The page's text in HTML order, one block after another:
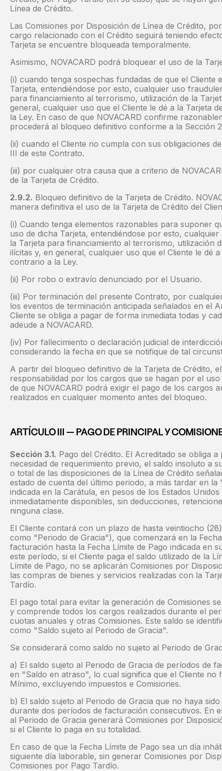
Línea de Crédito.
Las Comisiones por Disposición de Línea de Crédito,
cargo relacionado con el Crédito seguirá teniendo
Tarjeta se encuentre bloqueada temporalmente.
Asimismo, NOVACARD podrá bloquear el uso de la
(i) cuando tenga sospechas fundadas de que el Cliente
Tarjeta, entendiéndose por esto, cualquier uso
para financiamiento al terrorismo, utilización de la
general, cualquier uso que el Cliente le dé a la Tarjeta
la Ley. En caso de que NOVACARD confirme
procederá al bloqueo definitivo conforme a la Sección
(ii) cuando el Cliente no cumpla con sus obligaciones
III de este Contrato.
(iii) por cualquier otra causa que a criterio de
de la Tarjeta de Crédito.
2.9.2. Bloqueo definitivo de la Tarjeta de Crédito.
manera definitiva el uso de la Tarjeta de Crédito del
(i) Cuando tenga elementos razonables para suponer
uso de dicha Tarjeta, entendiéndose por esto,
la Tarjeta para financiamiento al terrorismo, utilización
ilícitas y, en general, cualquier uso que el Cliente le dé
contrario a la Ley.
(ii) Por robo o extravío denunciado por el Usuario.
(iii) Por terminación del presente Contrato, por
los eventos de terminación anticipada señalados en el
Cliente se obliga a pagar de forma inmediata todas y
adeude a NOVACARD.
(iv) Por fallecimiento o declaración judicial de
considerando la fecha en que se notifique de tal
A partir del bloqueo definitivo de la Tarjeta de Crédito,
responsabilidad por los cargos que se hagan por el
de que NOVACARD podrá exigir el pago de los cargos
realizados en cualquier momento antes del bloqueo.
ARTÍCULO III — PAGO DE PRINCIPAL Y
Sección 3.1. Pago del Crédito. El Acreditado se obliga a
necesidad de requerimiento previo, el saldo insoluto a
o total de las disposiciones de la Línea de Crédito
estado de cuenta del último periodo, a más tardar en la
indicada en la Carátula, en pesos de los Estados
inmediatamente disponibles, sin deducciones,
ninguna clase.
El Cliente contará con un plazo de hasta veintiocho
como "Periodo de Gracia"), que comenzará en la
facturación hasta la Fecha Límite de Pago indicada en
este período, si el Cliente paga el saldo utilizado de la
Límite de Pago, no se aplicarán Comisiones por
las compras de bienes y servicios realizadas con la
Tardío.
El pago total para evitar la generación de Comisiones
y comprende todos los cargos realizados durante el
cuotas anuales y otras Comisiones. Este saldo se
como "Saldo sujeto al Periodo de Gracia".
Se considerará como saldo no sujeto al Periodo de
a) El saldo sujeto al Periodo de Gracia de períodos de
en "Saldo en atraso", lo cual significa que el Cliente no
Mínimo, excluyendo impuestos e Comisiones.
b) El saldo sujeto al Periodo de Gracia que no haya
durante dos períodos de facturación consecutivos. En
al Periodo de Gracia generará Comisiones por
si el Cliente lo paga en su totalidad.
En caso de que la Fecha Límite de Pago sea un día
siguiente día laborable, sin generar Comisiones por
Comisiones por Pago Tardío.